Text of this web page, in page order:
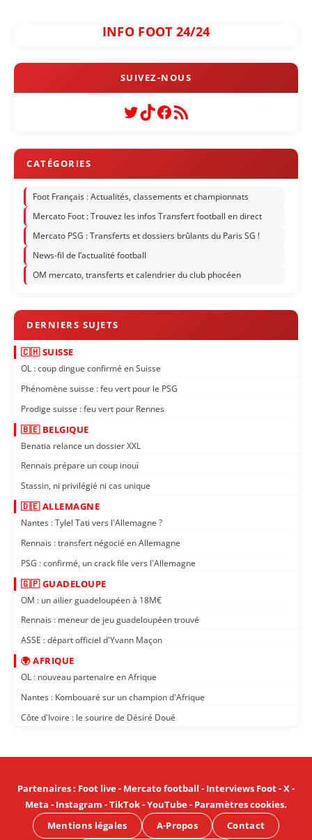
INFO FOOT 24/24
Twitter
TikTok
Facebook
Flux RSS
Foot Français : Actualités, classements et championnats
Mercato Foot : Trouvez les infos Transfert football en direct
Mercato PSG : Transferts et dossiers brûlants du Paris SG !
News-fil de l’actualité football
OM mercato, transferts et calendrier du club phocéen
🇨🇭 SUISSE
OL : coup dingue confirmé en Suisse
Phénomène suisse : feu vert pour le PSG
Prodige suisse : feu vert pour Rennes
🇧🇪 BELGIQUE
Benatia relance un dossier XXL
Rennais prépare un coup inouï
Stassin, ni privilégié ni cas unique
🇩🇪 ALLEMAGNE
Nantes : Tylel Tati vers l'Allemagne ?
Rennais : transfert négocié en Allemagne
PSG : confirmé, un crack file vers l'Allemagne
🇬🇵 GUADELOUPE
OM : un ailier guadeloupéen à 18M€
Rennais : meneur de jeu guadeloupéen trouvé
ASSE : départ officiel d'Yvann Maçon
🌍 AFRIQUE
OL : nouveau partenaire en Afrique
Nantes : Kombouaré sur un champion d'Afrique
Côte d'Ivoire : le sourire de Désiré Doué
Partenaires: Foot live- Mercato football - Interviews Foot-X-
Meta - Instagram -TikTok-YouTube- Paramètres cookies.
Mentions légales
A-Propos Contact